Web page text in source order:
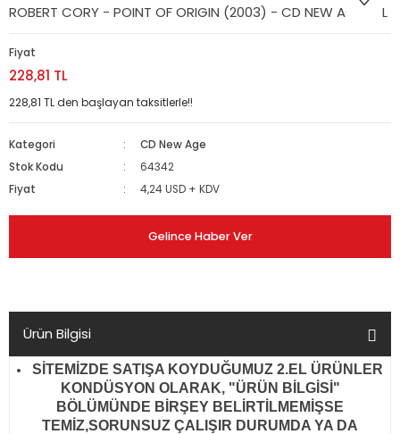
ROBERT CORY - POINT OF ORIGIN (2003) - CD NEW AGE 2.EL
Fiyat
228,81 TL
228,81 TL den başlayan taksitlerle!!
Kategori
CD New Age
Stok Kodu
64342
Fiyat
4,24 USD + KDV
Gelince Haber Ver
Ürün Bilgisi
SİTEMİZDE SATIŞA KOYDUĞUMUZ 2.EL ÜRÜNLER
KONDÜSYON OLARAK, "ÜRÜN BİLGİSİ"
BÖLÜMÜNDE BİRŞEY BELİRTİLMEMİŞSE
TEMİZ,SORUNSUZ ÇALIŞIR DURUMDA YA DA